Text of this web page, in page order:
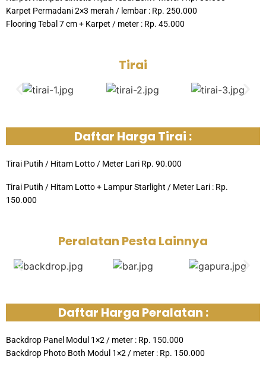
Karpet Permadani 2×3 merah / lembar : Rp. 250.000
Flooring Tebal 7 cm + Karpet / meter : Rp. 45.000
Tirai
Daftar Harga Tirai :
Tirai Putih / Hitam Lotto / Meter Lari Rp. 90.000
Tirai Putih / Hitam Lotto + Lampur Starlight / Meter Lari : Rp.
150.000
Peralatan Pesta Lainnya
Daftar Harga Peralatan :
Backdrop Panel Modul 1×2 / meter : Rp. 150.000
Backdrop Photo Both Modul 1×2 / meter : Rp. 150.000